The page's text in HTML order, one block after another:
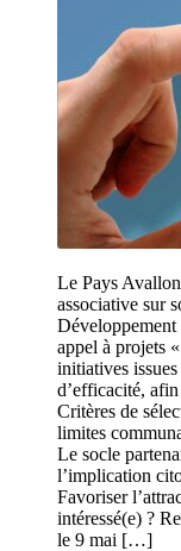
Le Pays
associative sur
appel à projets
initiatives
d’efficacité,
Critères de
limites
Le socle
l’implication
Favoriser
intéressé(e) ?
le 9 mai […]